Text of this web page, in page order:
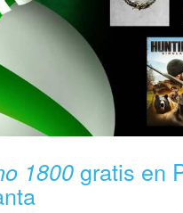
1800 gratis en